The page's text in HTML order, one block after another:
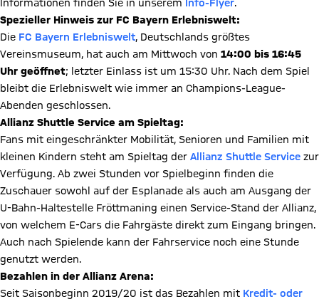
Informationen finden Sie in unserem Info-Flyer.
Spezieller Hinweis zur FC Bayern Erlebniswelt:
Die FC Bayern Erlebniswelt, Deutschlands größtes
Vereinsmuseum, hat auch am Mittwoch von 14:00 bis 16:45
Uhr geöffnet; letzter Einlass ist um 15:30 Uhr. Nach dem Spiel
bleibt die Erlebniswelt wie immer an Champions-League-
Abenden geschlossen.
Allianz Shuttle Service am Spieltag:
Fans mit eingeschränkter Mobilität, Senioren und Familien mit
kleinen Kindern steht am Spieltag der Allianz Shuttle Service zur
Verfügung. Ab zwei Stunden vor Spielbeginn finden die
Zuschauer sowohl auf der Esplanade als auch am Ausgang der
U-Bahn-Haltestelle Fröttmaning einen Service-Stand der Allianz,
von welchem E-Cars die Fahrgäste direkt zum Eingang bringen.
Auch nach Spielende kann der Fahrservice noch eine Stunde
genutzt werden.
Bezahlen in der Allianz Arena:
Seit Saisonbeginn 2019/20 ist das Bezahlen mit Kredit- oder